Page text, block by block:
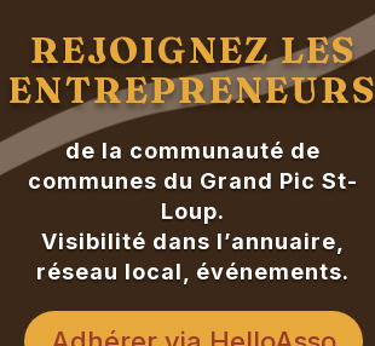
REJOIGNEZ LES
ENTREPRENEURS
de la communauté de
communes du Grand Pic St-
Loup.
Visibilité dans l’annuaire,
réseau local, événements.